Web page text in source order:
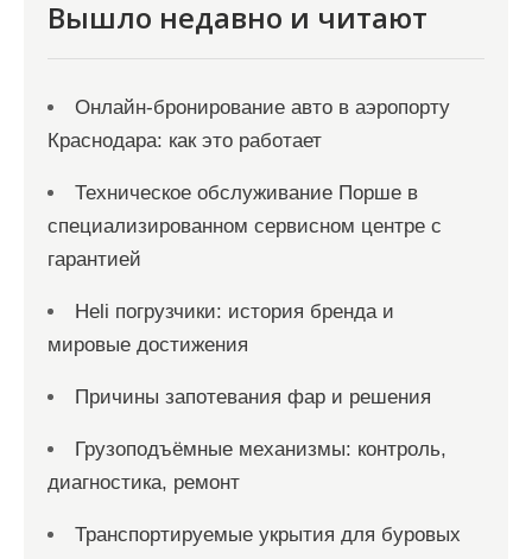
Вышло недавно и читают
Онлайн‑бронирование авто в аэропорту
Краснодара: как это работает
Техническое обслуживание Порше в
специализированном сервисном центре с
гарантией
Heli погрузчики: история бренда и
мировые достижения
Причины запотевания фар и решения
Грузоподъёмные механизмы: контроль,
диагностика, ремонт
Транспортируемые укрытия для буровых